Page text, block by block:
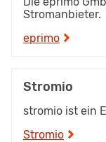
Stromanbieter.
eprimo
Stromio
stromio ist ein
Stromio